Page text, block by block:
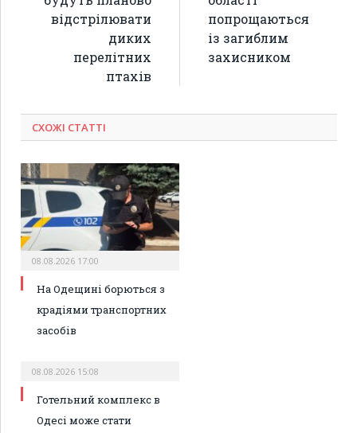
відстрілювати
диких
перелітних
птахів
попрощаються
із загиблим
захисником
СХОЖІ СТАТТІ
08.08.2026 17:00
На Одещині борються з
крадіями транспортних
засобів
08.08.2026 15:08
Готельний комплекс в
Одесі може стати